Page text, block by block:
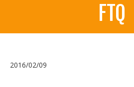
Qui sommes-nous?
FTQ
2016/02/09